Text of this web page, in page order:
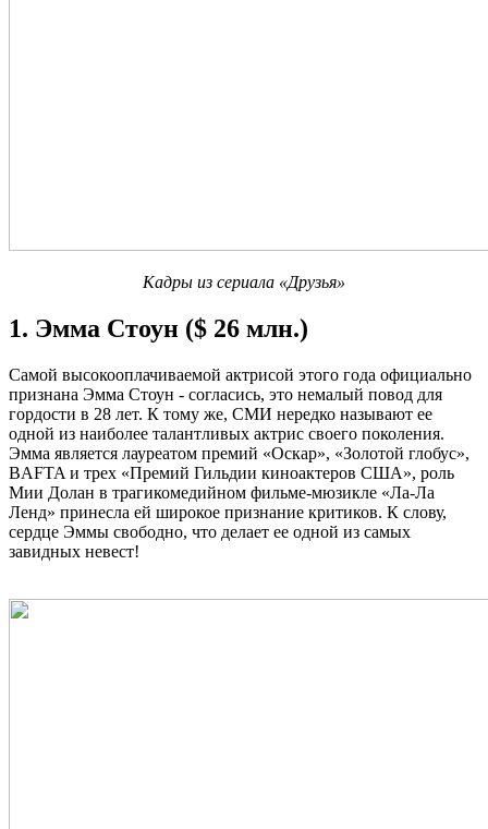
Кадры из сериала «Друзья»
1. Эмма Стоун ($ 26 млн.)
Самой высокооплачиваемой актрисой этого года официально
признана Эмма Стоун - согласись, это немалый повод для
гордости в 28 лет. К тому же, СМИ нередко называют ее
одной из наиболее талантливых актрис своего поколения.
Эмма является лауреатом премий «Оскар», «Золотой глобус»,
BAFTA и трех «Премий Гильдии киноактеров США», роль
Мии Долан в трагикомедийном фильме-мюзикле «Ла-Ла
Ленд» принесла ей широкое признание критиков. К слову,
сердце Эммы свободно, что делает ее одной из самых
завидных невест!